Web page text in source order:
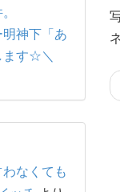
神下「あ
ます☆＼
なくても